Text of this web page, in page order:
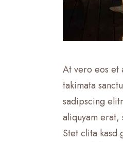
At vero eos et
takimata
sadipscing
aliquyam erat,
Stet clita kasd